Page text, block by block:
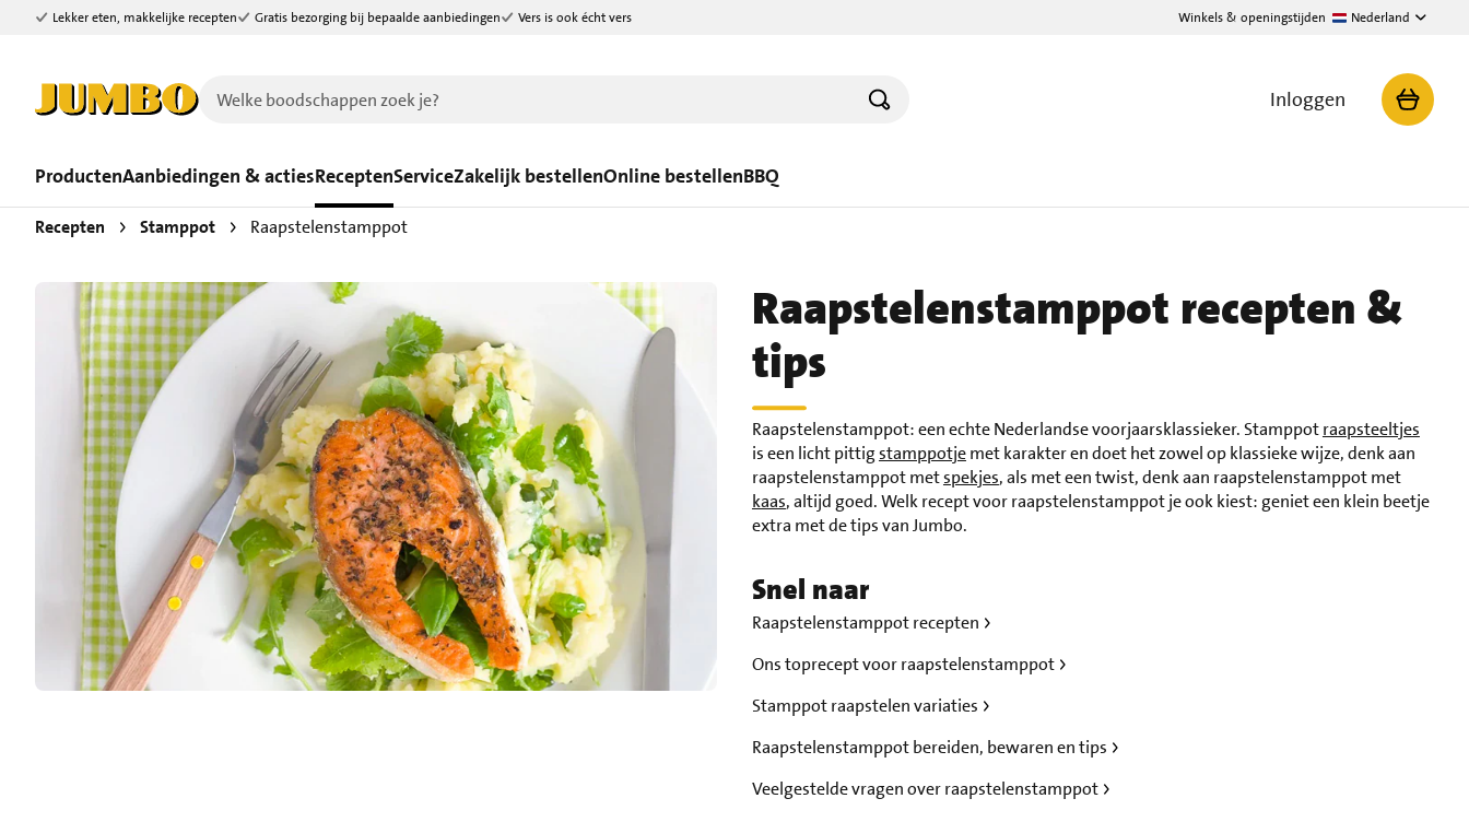
Ga naar zoeken
Ga naar hoofdinhoud
Lekker eten, makkelijke recepten Gratis bezorging bij bepaalde aanbiedingen Vers is ook écht vers Winkels & openingstijden Nederland
Inloggen
ProductenAanbiedingen & actiesReceptenServiceZakelijk bestellenOnline bestellenBBQ
Recepten Stamppot Raapstelenstamppot
Raapstelenstamppot recepten &
tips
Raapstelenstamppot: een echte Nederlandse voorjaarsklassieker. Stamppotraapsteeltjes
is een licht pittigstamppotjemet karakter en doet het zowel op klassieke wijze, denk aan
raapstelenstamppot metspekjes, als met een twist, denk aan raapstelenstamppot met
kaas, altijd goed. Welk recept voor raapstelenstamppot je ook kiest: geniet een klein beetje
extra met de tips van Jumbo.
Snel naar
Raapstelenstamppot recepten
Ons toprecept voor raapstelenstamppot
Stamppot raapstelen variaties
Raapstelenstamppot bereiden, bewaren en tips
Veelgestelde vragen over raapstelenstamppot